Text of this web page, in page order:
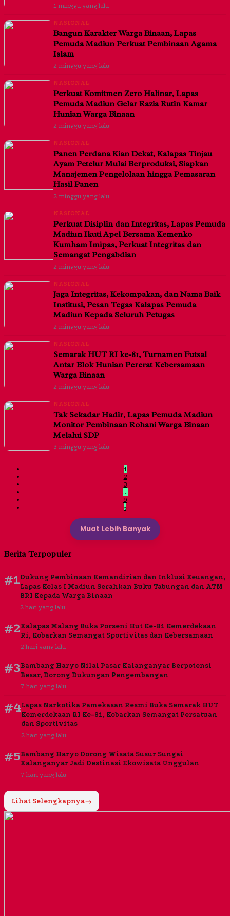
1 minggu yang lalu
NASIONAL
Bangun Karakter Warga Binaan, Lapas
Pemuda Madiun Perkuat Pembinaan Agama
Islam
2 minggu yang lalu
NASIONAL
Perkuat Komitmen Zero Halinar, Lapas
Pemuda Madiun Gelar Razia Rutin Kamar
Hunian Warga Binaan
2 minggu yang lalu
NASIONAL
Panen Perdana Kian Dekat, Kalapas Tinjau
Ayam Petelur Mulai Berproduksi, Siapkan
Manajemen Pengelolaan hingga Pemasaran
Hasil Panen
2 minggu yang lalu
NASIONAL
Perkuat Disiplin dan Integritas, Lapas Pemuda
Madiun Ikuti Apel Bersama Kemenko
Kumham Imipas, Perkuat Integritas dan
Semangat Pengabdian
2 minggu yang lalu
NASIONAL
Jaga Integritas, Kekompakan, dan Nama Baik
Institusi, Pesan Tegas Kalapas Pemuda
Madiun Kepada Seluruh Petugas
2 minggu yang lalu
NASIONAL
Semarak HUT RI ke-81, Turnamen Futsal
Antar Blok Hunian Pererat Kebersamaan
Warga Binaan
2 minggu yang lalu
NASIONAL
Tak Sekadar Hadir, Lapas Pemuda Madiun
Monitor Pembinaan Rohani Warga Binaan
Melalui SDP
3 minggu yang lalu
1
2
3
…
9
»
Muat Lebih Banyak
Berita Terpopuler
#1Dukung Pembinaan Kemandirian dan Inklusi Keuangan,
Lapas Kelas I Madiun Serahkan Buku Tabungan dan ATM
BRI Kepada Warga Binaan
2 hari yang lalu
#2Kalapas Malang Buka Porseni Hut Ke-81 Kemerdekaan
Ri, Kobarkan Semangat Sportivitas dan Kebersamaan
2 hari yang lalu
#3Bambang Haryo Nilai Pasar Kalanganyar Berpotensi
Besar, Dorong Dukungan Pengembangan
7 hari yang lalu
#4Lapas Narkotika Pamekasan Resmi Buka Semarak HUT
Kemerdekaan RI Ke-81, Kobarkan Semangat Persatuan
dan Sportivitas
2 hari yang lalu
#5Bambang Haryo Dorong Wisata Susur Sungai
Kalanganyar Jadi Destinasi Ekowisata Unggulan
7 hari yang lalu
Lihat Selengkapnya→